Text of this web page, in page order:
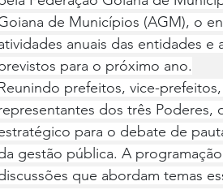
de Municípios (AGM), o
anuais das entidades
para o próximo ano.
prefeitos, vice-
dos três Poderes,
para o debate de
gestão pública. A
que abordam temas